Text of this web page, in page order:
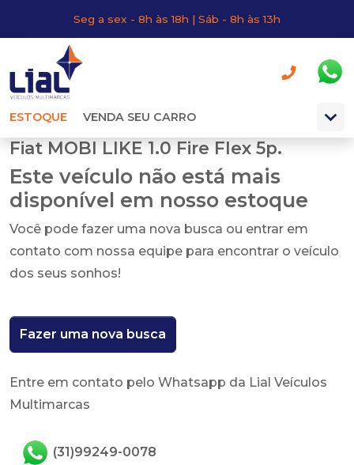
Seg a sex - 8h às 18h | Sáb - 8h às 13h
ESTOQUE VENDA SEU CARRO
Fiat MOBI LIKE 1.0 Fire Flex 5p.
Este veículo não está mais
disponível em nosso estoque
Você pode fazer uma nova busca ou entrar em
contato com nossa equipe para encontrar o veículo
dos seus sonhos!
Fazer uma nova busca
Entre em contato pelo Whatsapp da Lial Veículos
Multimarcas
(31)99249-0078